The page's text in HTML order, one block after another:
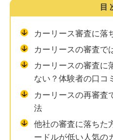
目
カーリース審査に落
カーリースの審査で
カーリースの審査に
ない？体験者の口コ
カーリースの再審査
法
他社の審査に落ちた
ードルが低い人気の